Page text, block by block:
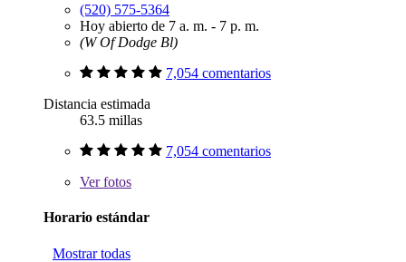
(520) 575-5364
Hoy abierto de 7 a. m. - 7 p. m.
(W Of Dodge Bl)
7,054 comentarios
Distancia estimada
63.5 millas
7,054 comentarios
Verfotos
Horario estándar
Mostrar todas